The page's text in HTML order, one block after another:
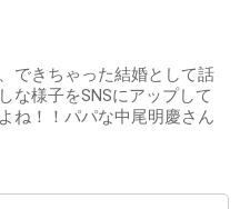
できちゃった結婚として話
な様子をSNSにアップして
ね！！パパな中尾明慶さん